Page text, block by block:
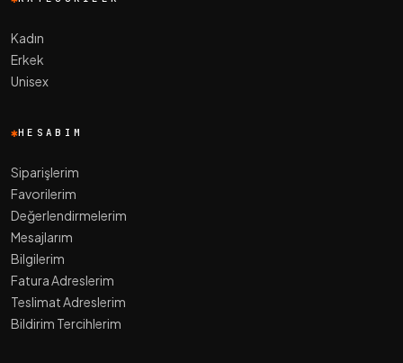
Kadın
Erkek
Unisex
HESABIM
Siparişlerim
Favorilerim
Değerlendirmelerim
Mesajlarım
Bilgilerim
Fatura Adreslerim
Teslimat Adreslerim
Bildirim Tercihlerim